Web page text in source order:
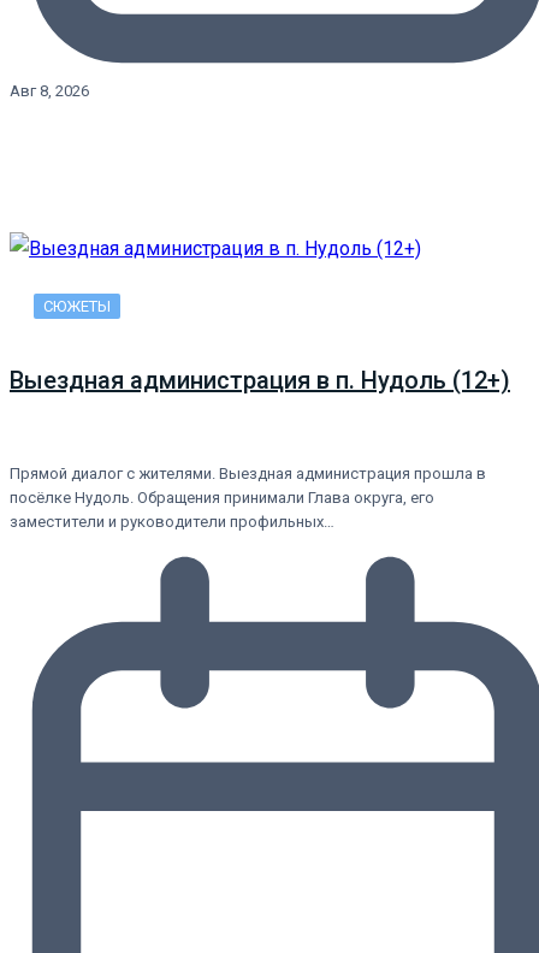
Авг 8, 2026
СЮЖЕТЫ
Выездная администрация в п. Нудоль (12+)
Прямой диалог с жителями. Выездная администрация прошла в
посёлке Нудоль. Обращения принимали Глава округа, его
заместители и руководители профильных…